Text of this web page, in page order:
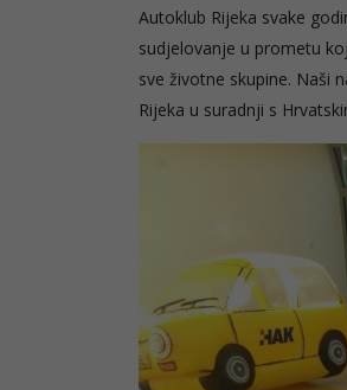
Autoklub Rijeka svake
sudjelovanje u prometu
sve životne skupine. Naši
Rijeka u suradnji s